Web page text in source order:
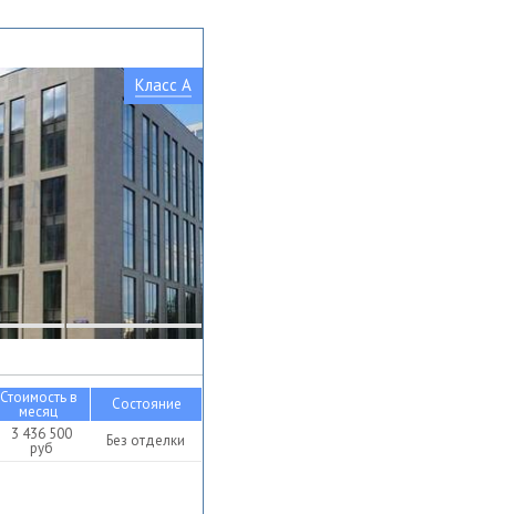
Класс A
Стоимость в
месяц
Состояние
3 436 500
руб Без отделки